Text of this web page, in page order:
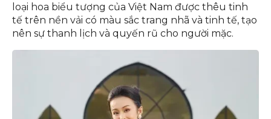
loại hoa biểu tượng của Việt Nam được thêu tinh
tế trên nền vải có màu sắc trang nhã và tinh tế, tạo
nên sự thanh lịch và quyến rũ cho người mặc.